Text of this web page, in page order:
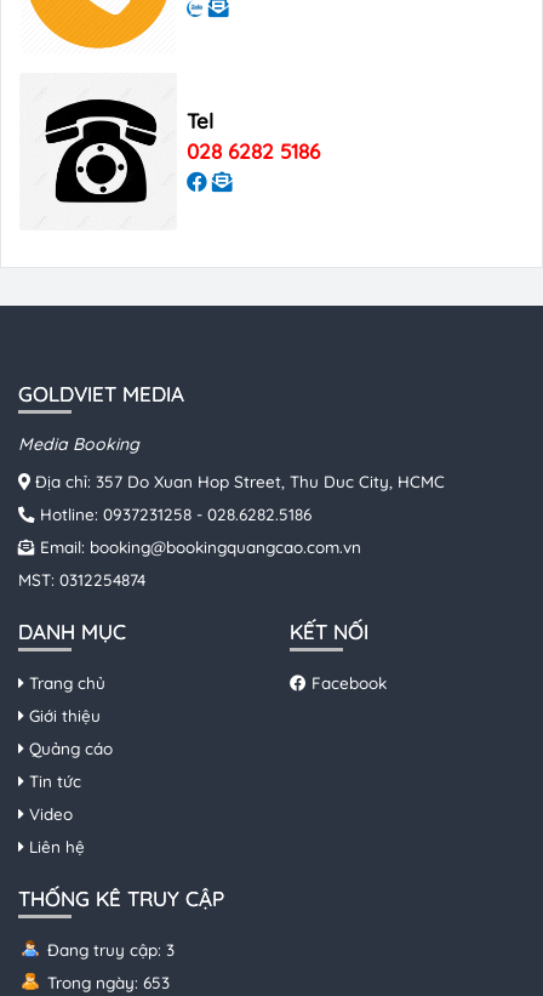
Tel
028 6282 5186
GOLDVIET MEDIA
Media Booking
Địa chỉ: 357 Do Xuan Hop Street, Thu Duc City, HCMC
Hotline: 0937231258 - 028.6282.5186
Email: booking@bookingquangcao.com.vn
MST: 0312254874
DANH MỤC
Trang chủ
Giới thiệu
Quảng cáo
Tin tức
Video
Liên hệ
KẾT NỐI
Facebook
THỐNG KÊ TRUY CẬP
Đang truy cập: 3
Trong ngày: 653